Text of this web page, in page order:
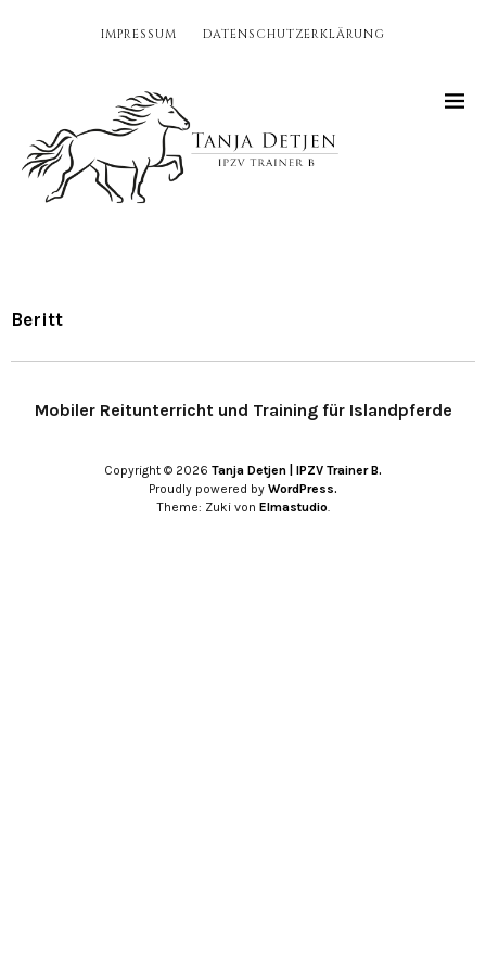
IMPRESSUM DATENSCHUTZERKLÄRUNG
Beritt
Mobiler Reitunterricht und Training für Islandpferde
Copyright © 2026 Tanja Detjen | IPZV Trainer B.
Proudly powered by WordPress.
Theme: Zuki von Elmastudio.